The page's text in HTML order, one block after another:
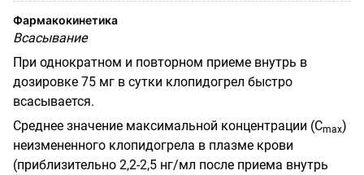
Фармакокинетика
Всасывание
При однократном и повторном приеме внутрь в
дозировке 75 мг в сутки клопидогрел быстро
всасывается.
Среднее значение максимальной концентрации (Сmах)
неизмененного клопидогрела в плазме крови
(приблизительно 2,2-2,5 нг/мл после приема внутрь